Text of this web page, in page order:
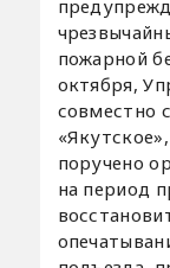
пожарной
октября,
поручено
на период